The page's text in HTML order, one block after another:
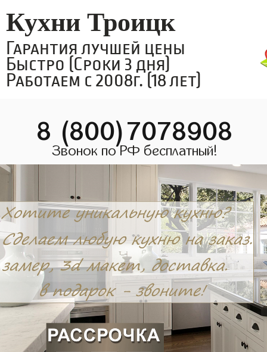
Кухни Троицк
Гарантия лучшей цены
Быстро (Сроки 3 дня)
Работаем с 2008г. (18 лет)
8 (800)7078908
Звонок по РФ бесплатный!